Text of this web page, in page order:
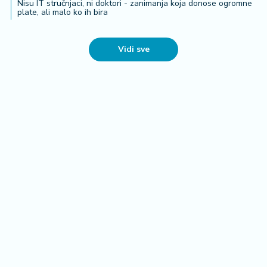
Nisu IT stručnjaci, ni doktori - zanimanja koja donose ogromne
plate, ali malo ko ih bira
Vidi sve